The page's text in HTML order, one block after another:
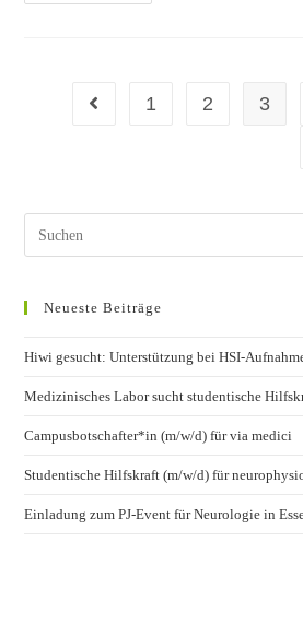
1 2 3
Neueste Beiträge
Hiwi gesucht: Unterstützung bei HSI-
Medizinisches Labor sucht studentische
Campusbotschafter*in (m/w/d) für via medici
Studentische Hilfskraft (m/w/d) für
Einladung zum PJ-Event für Neurologie in